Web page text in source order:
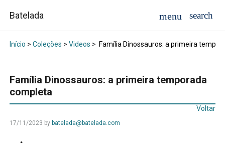
Batelada
Início > Coleções > Videos > Família Dinossauros: a primeira
Família Dinossauros: a primeira temporada
completa
Voltar
17/11/2023 by batelada@batelada.com